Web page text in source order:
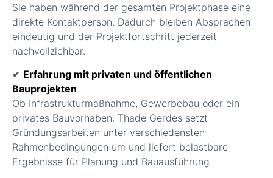
Sie haben während der gesamten Projektphase eine
direkte Kontaktperson. Dadurch bleiben Absprachen
eindeutig und der Projektfortschritt jederzeit
nachvollziehbar.
✔ Erfahrung mit privaten und öffentlichen
Bauprojekten
Ob Infrastrukturmaßnahme, Gewerbebau oder ein
privates Bauvorhaben: Thade Gerdes setzt
Gründungsarbeiten unter verschiedensten
Rahmenbedingungen um und liefert belastbare
Ergebnisse für Planung und Bauausführung.